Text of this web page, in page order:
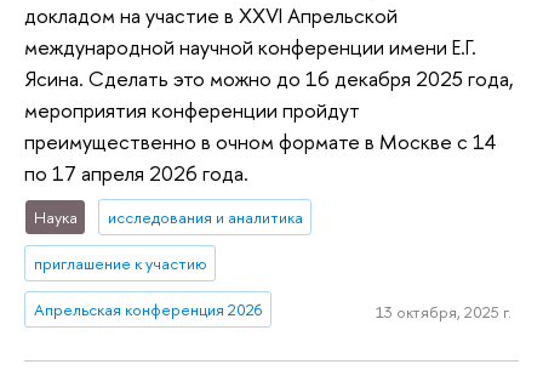
докладом на участие в XXVI Апрельской
международной научной конференции имени Е.Г.
Ясина. Сделать это можно до 16 декабря 2025 года,
мероприятия конференции пройдут
преимущественно в очном формате в Москве с 14
по 17 апреля 2026 года.
Наука исследования и аналитика
приглашение к участию
Апрельская конференция 2026 13 октября, 2025 г.